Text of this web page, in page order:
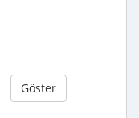
Göster